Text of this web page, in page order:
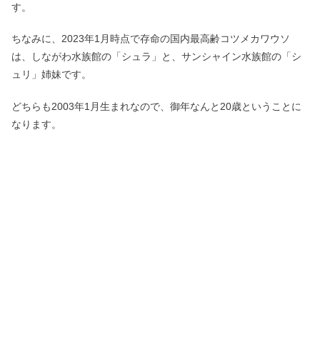
す。
ちなみに、2023年1月時点で存命の国内最高齢コツメカワウソ
は、しながわ水族館の「シュラ」と、サンシャイン水族館の「シ
ュリ」姉妹です。
どちらも2003年1月生まれなので、御年なんと20歳ということに
なります。